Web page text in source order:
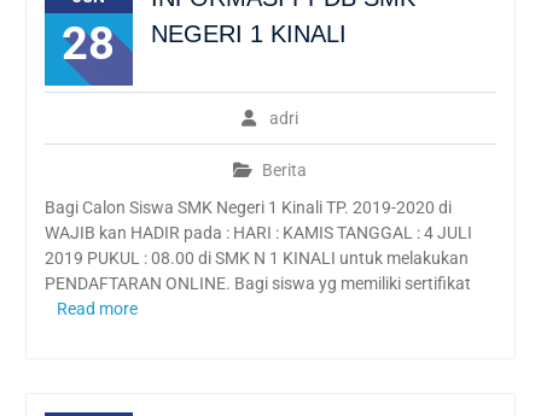
KINALI
Penerimaan Siswa Baru
Mitra Industri Berbagi
Teknologi Terbaru dan
Budaya Kerja Industri
Sebagai Guru Tamu di SMK
Keunggulan
28
NEGERI 1 KINALI
adri
Berita
Bagi Calon Siswa SMK Negeri 1 Kinali TP. 2019-2020 di
WAJIB kan HADIR pada : HARI : KAMIS TANGGAL : 4 JULI
2019 PUKUL : 08.00 di SMK N 1 KINALI untuk melakukan
PENDAFTARAN ONLINE. Bagi siswa yg memiliki sertifikat
Read more